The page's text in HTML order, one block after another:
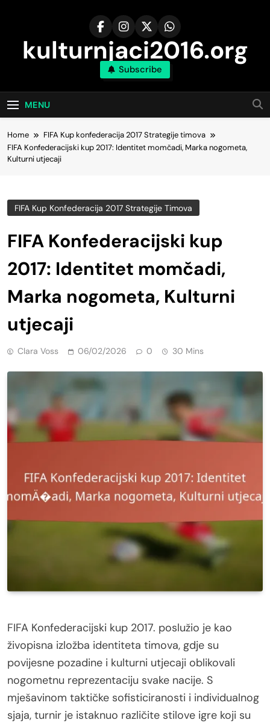
kulturnjaci2016.org
Subscribe
MENU
Home
FIFA Kup konfederacija 2017 Strategije timova
FIFA Konfederacijski kup 2017: Identitet momčadi, Marka nogometa,
Kulturni utjecaji
FIFA Kup Konfederacija 2017 Strategije Timova
FIFA Konfederacijski kup
2017: Identitet momčadi,
Marka nogometa, Kulturni
utjecaji
Clara Voss 06/02/2026 0 30 Mins
FIFA Konfederacijski kup 2017. poslužio je kao
živopisna izložba identiteta timova, gdje su
povijesne pozadine i kulturni utjecaji oblikovali
nogometnu reprezentaciju svake nacije. S
mješavinom taktičke sofisticiranosti i individualnog
sjaja, turnir je istaknuo različite stilove igre koji su